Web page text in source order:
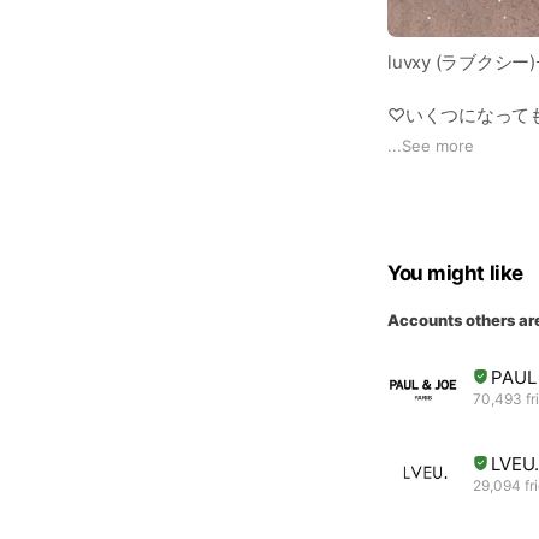
luvxy (ラブクシー
♡いくつになって
女性であることに
上品でいて、胸が
...See more
You might like
Accounts others
70,493
29,094